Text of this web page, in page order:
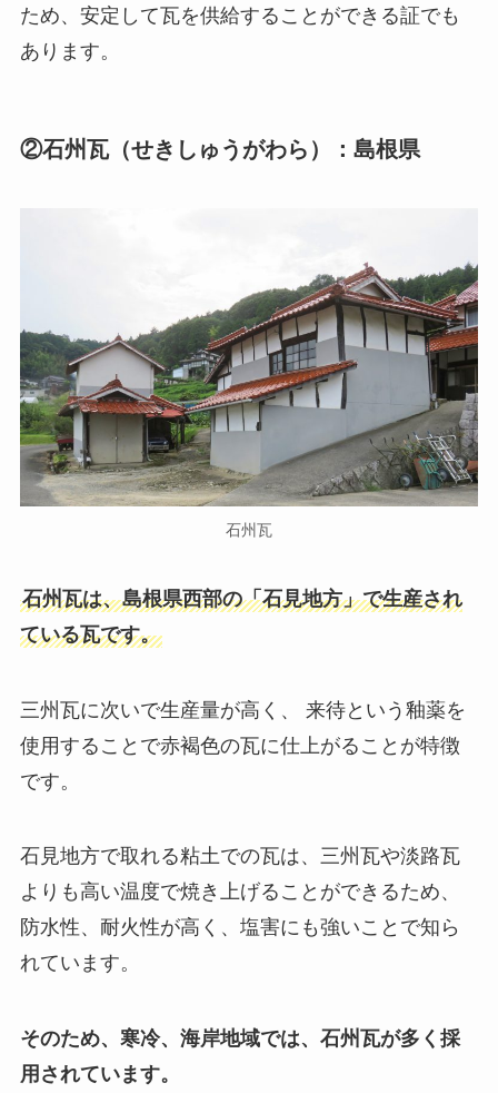
ため、安定して瓦を供給することができる証でも
あります。
②石州瓦（せきしゅうがわら）：島根県
石州瓦
石州瓦は、島根県西部の「石見地方」で生産され
ている瓦です。
三州瓦に次いで生産量が高く、 来待という釉薬を
使用することで赤褐色の瓦に仕上がることが特徴
です。
石見地方で取れる粘土での瓦は、三州瓦や淡路瓦
よりも高い温度で焼き上げることができるため、
防水性、耐火性が高く、塩害にも強いことで知ら
れています。
そのため、寒冷、海岸地域では、石州瓦が多く採
用されています。